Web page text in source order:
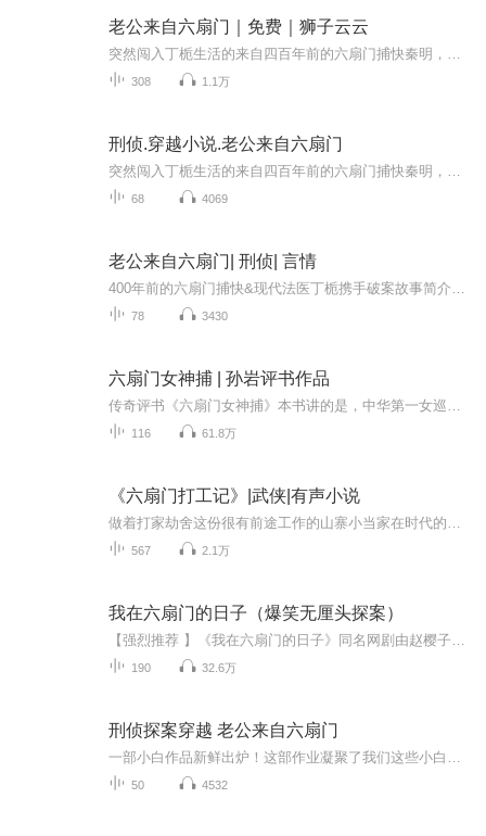
老公来自六扇门｜免费｜狮子云云
308 1.1万
刑侦.穿越小说.老公来自六扇门
68 4069
老公来自六扇门| 刑侦| 言情
78 3430
六扇门女神捕 | 孙岩评书作品
116 61.8万
《六扇门打工记》|武侠|有声小说
567 2.1万
我在六扇门的日子（爆笑无厘头探案）
190 32.6万
刑侦探案穿越 老公来自六扇门
50 4532